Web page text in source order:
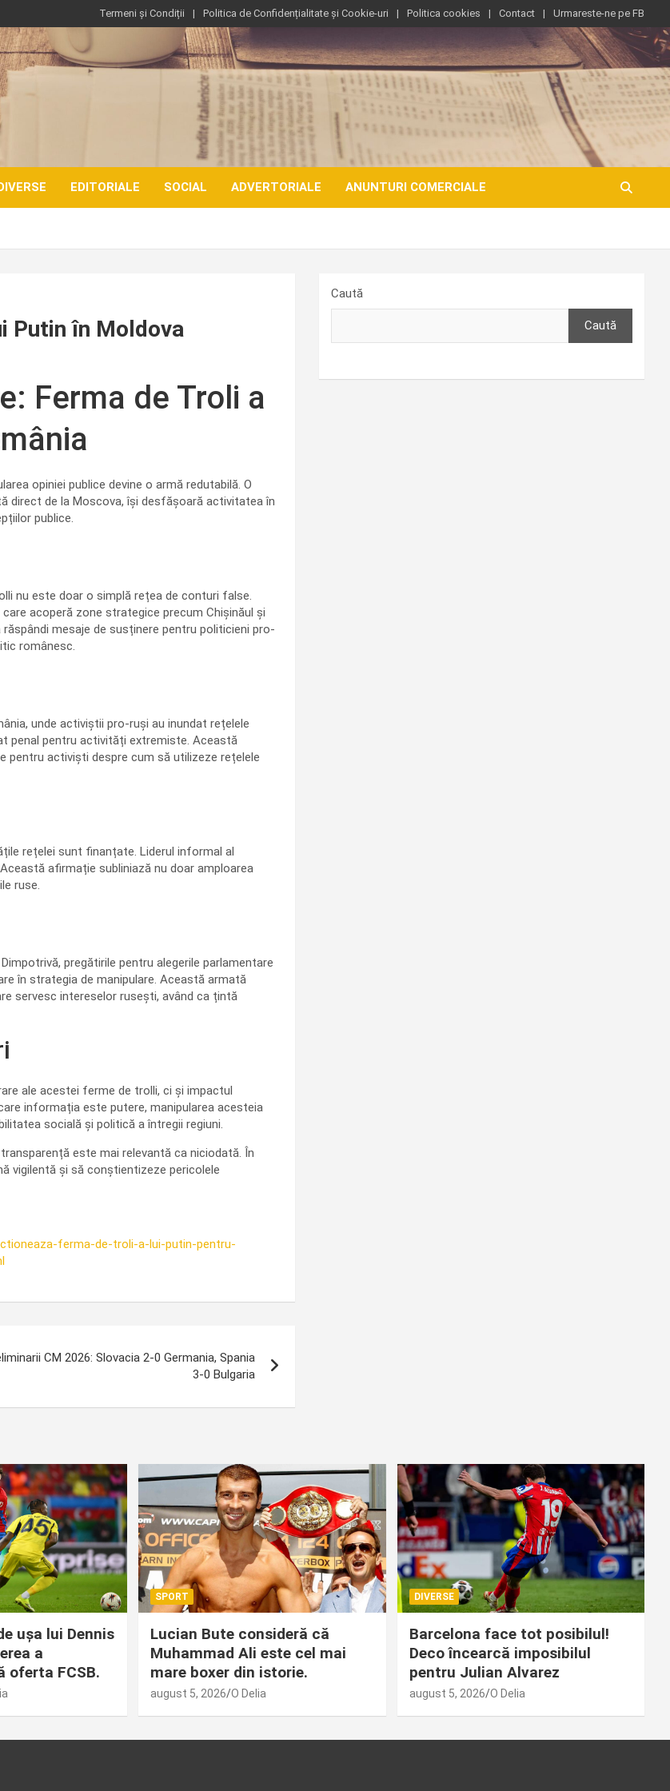
Termeni și Condiții Politica de Confidențialitate și Cookie-uri Politica cookies Contact Urmareste-ne pe FB
DIVERSE EDITORIALE SOCIAL ADVERTORIALE ANUNTURI COMERCIALE
Putin în Moldova
Ferma de Troli a
opiniei publice devine o armă redutabilă. O
direct de la Moscova, își desfășoară activitatea în
publice.
nu este doar o simplă rețea de conturi false.
acoperă zone strategice precum Chișinăul și
mesaje de susținere pentru politicieni pro-
românesc.
unde activiștii pro-ruși au inundat rețelele
penal pentru activități extremiste. Această
pentru activiști despre cum să utilizeze rețelele
rețelei sunt finanțate. Liderul informal al
afirmație subliniază nu doar amploarea
ruse.
pregătirile pentru alegerile parlamentare
în strategia de manipulare. Această armată
servesc intereselor rusești, având ca țintă
ale acestei ferme de trolli, ci și impactul
informația este putere, manipularea acesteia
socială și politică a întregii regiuni.
este mai relevantă ca niciodată. În
vigilentă și să conștientizeze pericolele
ferma-de-troli-a-lui-putin-pentru-
CM 2026: Slovacia 2-0 Germania, Spania
3-0 Bulgaria
Caută
Caută
ușa lui Dennis
a
oferta FCSB.
SPORT
Lucian Bute consideră că
Muhammad Ali este cel mai
mare boxer din istorie.
august 5, 2026 O Delia
DIVERSE
Barcelona face tot posibilul!
Deco încearcă imposibilul
pentru Julian Alvarez
august 5, 2026 O Delia